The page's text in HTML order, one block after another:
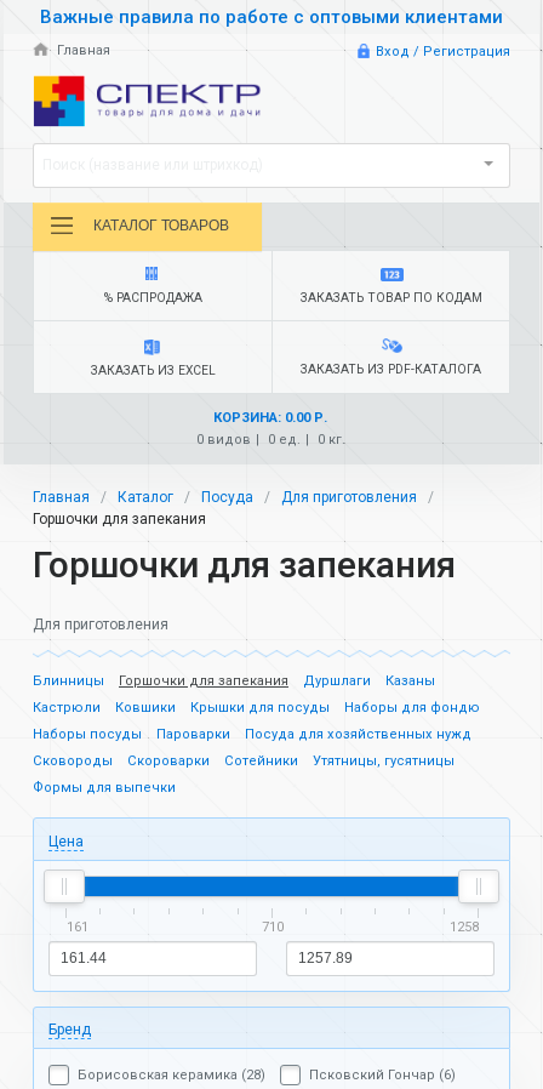
Важные правила по работе с оптовыми клиентами
Главная Вход / Регистрация
КАТАЛОГ ТОВАРОВ
% РАСПРОДАЖА ЗАКАЗАТЬ ТОВАР ПО КОДАМ
ЗАКАЗАТЬ ИЗ EXCEL ЗАКАЗАТЬ ИЗ PDF-КАТАЛОГА
КОРЗИНА: 0.00 Р.
0 видов
0 ед. 0 кг.
Главная Каталог Посуда
Для приготовления
Горшочки для запекания
Горшочки для запекания
Для приготовления
Блинницы Горшочки для запекания Дуршлаги
Казаны
Кастрюли
Ковшики Крышки для посуды
Наборы для фондю
Наборы посуды
Пароварки
Посуда для хозяйственных нужд
Сковороды
Скороварки Сотейники
Утятницы, гусятницы
Формы для выпечки
Цена
161 710 1258
Бренд
Борисовская керамика (28)
Псковский Гончар (6)